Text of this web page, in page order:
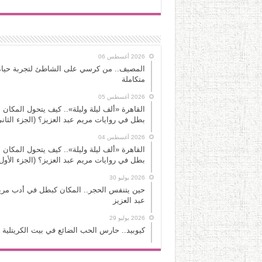
2026 أغسطس 06
المصيف.. من كرسي على الشاطئ لتجربة
متكاملة
2026 أغسطس 05
القاهرة «ألف ليلة وليلة».. كيف يتحول المكان
بطل في روايات مريم عبد العزيز؟ (الجزء
2026 أغسطس 04
القاهرة «ألف ليلة وليلة».. كيف يتحول المكان
بطل في روايات مريم عبد العزيز؟ (الجزء
2026 يوليو 30
حين يتنفس الحجر.. المكان كبطل في أدب
عبد العزيز
2026 يوليو 29
كيوبيد.. حارس الحب الضائع في بيت الكريتلية